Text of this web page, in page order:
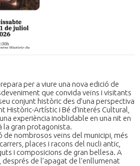
per a viure una nova edició de
que convida veïns i visitants
conjunt històric des d’una perspectiva
Històric-Artístic i Bé d’Interés Cultural,
experiència inoblidable en una nit en
la gran protagonista.
de nombrosos veïns del municipi, més
places i racons del nucli antic,
i composicions de gran bellesa. A
de l’apagat de l’enllumenat